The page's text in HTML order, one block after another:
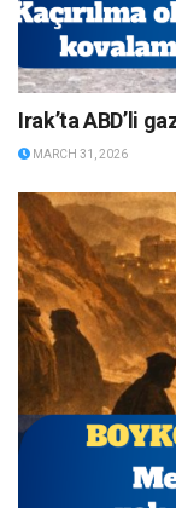
Irak’ta ABD’li
MARCH 31, 2026